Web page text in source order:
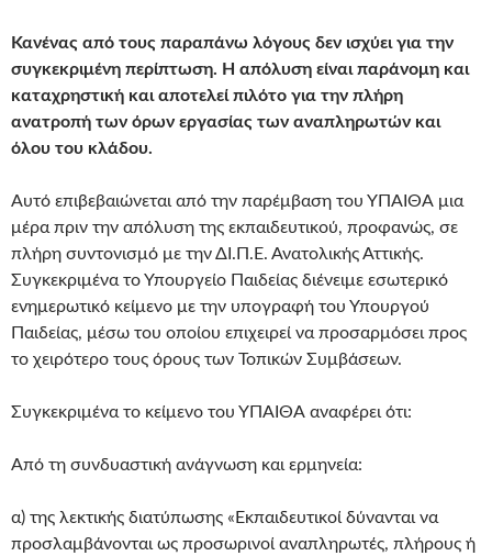
Κανένας από τους παραπάνω λόγους δεν ισχύει για την
συγκεκριμένη περίπτωση. Η απόλυση είναι παράνομη και
καταχρηστική και αποτελεί πιλότο για την πλήρη
ανατροπή των όρων εργασίας των αναπληρωτών και
όλου του κλάδου.
Αυτό επιβεβαιώνεται από την παρέμβαση του ΥΠΑΙΘΑ μια
μέρα πριν την απόλυση της εκπαιδευτικού, προφανώς, σε
πλήρη συντονισμό με την ΔΙ.Π.Ε. Ανατολικής Αττικής.
Συγκεκριμένα το Υπουργείο Παιδείας διένειμε εσωτερικό
ενημερωτικό κείμενο με την υπογραφή του Υπουργού
Παιδείας, μέσω του οποίου επιχειρεί να προσαρμόσει προς
το χειρότερο τους όρους των Τοπικών Συμβάσεων.
Συγκεκριμένα το κείμενο του ΥΠΑΙΘΑ αναφέρει ότι:
Από τη συνδυαστική ανάγνωση και ερμηνεία:
α) της λεκτικής διατύπωσης «Εκπαιδευτικοί δύνανται να
προσλαμβάνονται ως προσωρινοί αναπληρωτές, πλήρους ή